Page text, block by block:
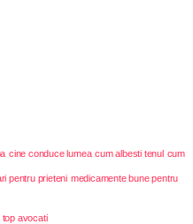
cine conduce lumea cum albesti tenul cum
pentru prieteni medicamente bune pentru
top avocati